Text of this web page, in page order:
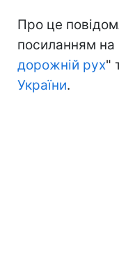
Про це
посиланням на
дорожній рух"
України.